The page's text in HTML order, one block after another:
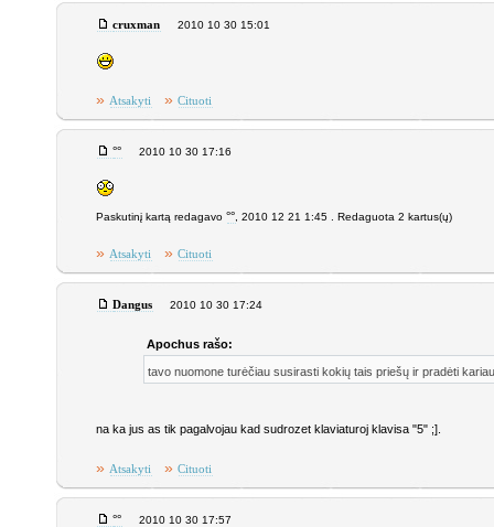
cruxman 2010 10 30 15:01
» Atsakyti » Cituoti
°° 2010 10 30 17:16
Paskutinį kartą redagavo°° , 2010 12 21 1:45 . Redaguota 2 kartus(ų)
» Atsakyti » Cituoti
Dangus 2010 10 30 17:24
Apochus rašo:
tavo nuomone turėčiau susirasti kokių tais priešų ir pradėti
na ka jus as tik pagalvojau kad sudrozet klaviaturoj klavisa "5" ;].
» Atsakyti » Cituoti
°° 2010 10 30 17:57